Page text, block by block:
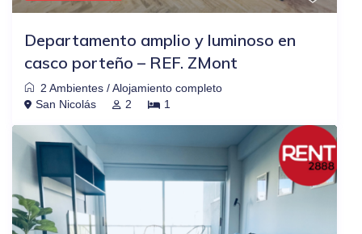
Departamento amplio y luminoso en
casco porteño – REF. ZMont
2 Ambientes /Alojamiento completo
San Nicolás
2 1